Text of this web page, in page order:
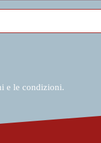
e le condizioni.